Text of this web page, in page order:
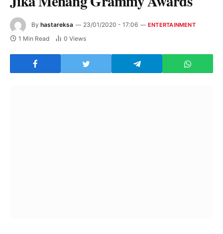
By hastareksa 23/01/2020 - 17:06 ENTERTAINMENT
1 Min Read 0 Views